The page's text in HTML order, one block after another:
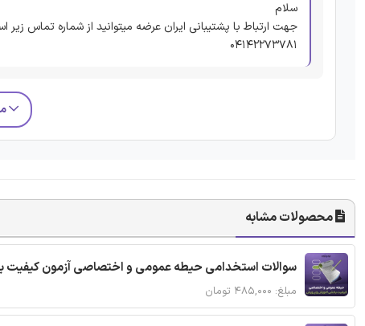
سلام
جهت ارتباط با پشتیبانی ایران عرضه میتوانید از شماره تماس زیر
04142273781
محصولات مشابه
سوالات استخدامی حیطه عمومی و اختصاصی آزمون
مبلغ: ۴۸۵,۰۰۰ تومان